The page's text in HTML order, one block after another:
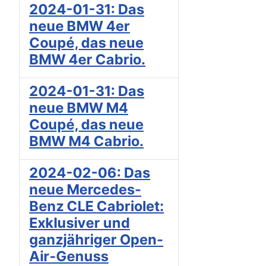
2024-01-31: Das
neue BMW 4er
Coupé, das neue
BMW 4er Cabrio.
2024-01-31: Das
neue BMW M4
Coupé, das neue
BMW M4 Cabrio.
2024-02-06: Das
neue Mercedes-
Benz CLE Cabriolet:
Exklusiver und
ganzjähriger Open-
Air-Genuss